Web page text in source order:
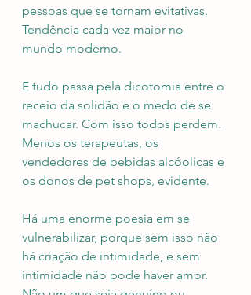
pessoas que se tornam evitativas.
Tendência cada vez maior no
mundo moderno.
E tudo passa pela dicotomia entre o
receio da solidão e o medo de se
machucar. Com isso todos perdem.
Menos os terapeutas, os
vendedores de bebidas alcóolicas e
os donos de pet shops, evidente.
Há uma enorme poesia em se
vulnerabilizar, porque sem isso não
há criação de intimidade, e sem
intimidade não pode haver amor.